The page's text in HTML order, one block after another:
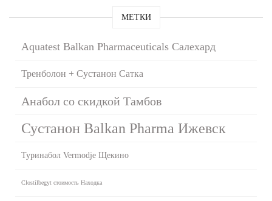
МЕТКИ
Aquatest Balkan Pharmaceuticals Салехард
Тренболон + Сустанон Сатка
Анабол со скидкой Тамбов
Сустанон Balkan Pharma Ижевск
Туринабол Vermodje Щекино
Clostilbegyt стоимость Находка